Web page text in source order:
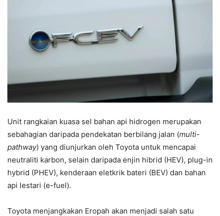
Unit rangkaian kuasa sel bahan api hidrogen merupakan
sebahagian daripada pendekatan berbilang jalan (multi-
pathway) yang diunjurkan oleh Toyota untuk mencapai
neutraliti karbon, selain daripada enjin hibrid (HEV), plug-in
hybrid (PHEV), kenderaan eletkrik bateri (BEV) dan bahan
api lestari (e-fuel).
Toyota menjangkakan Eropah akan menjadi salah satu